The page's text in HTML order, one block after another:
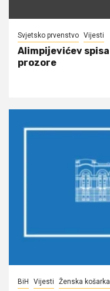
Svjetsko prvenstvo Vijesti
Alimpijevićev
prozore
BiH Vijesti Ženska košarka